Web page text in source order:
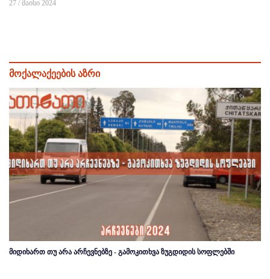
27 / მაისი 2024
მოქალაქეების აზრი
მიდიხართ თუ არა არჩევნებზე - გამოკითხვა ზუგდიდის სოფლებში